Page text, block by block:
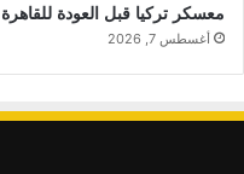
معسكر تركيا قبل العودة للقاهرة
أغسطس 7, 2026